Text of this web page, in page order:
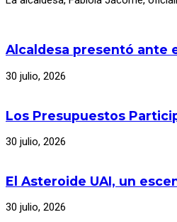
Alcaldesa presentó ante
30 julio, 2026
Los Presupuestos
30 julio, 2026
El Asteroide UAI, un
30 julio, 2026